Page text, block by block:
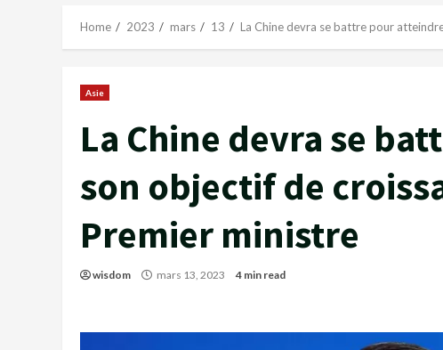
Home 2023 mars 13 La Chine devra se battre pour
Asie
La Chine devra se
son objectif de
Premier ministre
wisdom mars 13, 2023 4 min read